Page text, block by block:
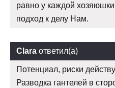
равно у каждой
подход к делу Нам.
Clara ответил(а)
Потенциал, риски
Разводка гантелей в